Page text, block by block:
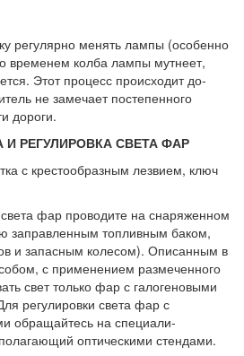
регулярно менять лампы (особенно
временем колба лампы мутнеет,
Этот процесс происходит до­
не замечает по­степенного
дороги.
И РЕГУЛИРОВКА СВЕТА ФАР
с кресто­образным лезвием, ключ
фар про­водите на снаряженном
заправленным топливным баком,
и запасным ко­лесом). Описанным в
с применением размеченного
свет только фар с галогеновыми
регулировки света фар с
обращайтесь на специали­
опти­ческими стендами.